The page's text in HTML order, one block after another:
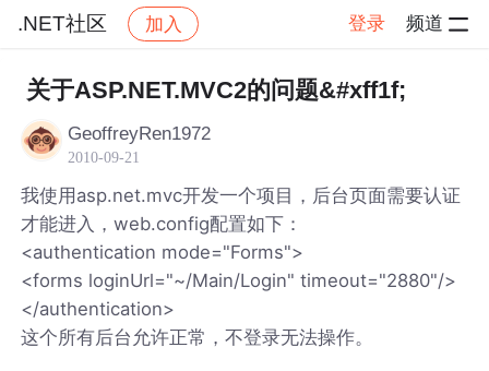
.NET社区 加入 登录 频道
社区 .NET社区 帖子详情
关于ASP.NET.MVC2的问题&#xff1f;
GeoffreyRen1972
2010-09-21
我使用asp.net.mvc开发一个项目，后台页面需要认证
才能进入，web.config配置如下：
<authentication mode="Forms">
<forms loginUrl="~/Main/Login" timeout="2880"/>
</authentication>
这个所有后台允许正常，不登录无法操作。